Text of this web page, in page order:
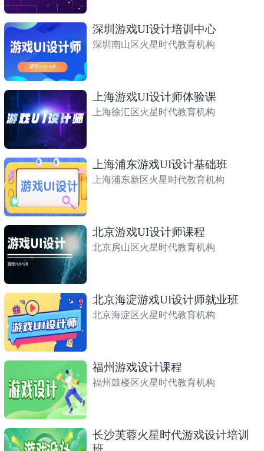
深圳游戏UI设计培训中心
深圳南山区火星时代教育机构
上海游戏UI设计师体验课
上海徐汇区火星时代教育机构
上海浦东游戏UI设计基础班
上海浦东新区火星时代教育机构
北京游戏UI设计师课程
北京房山区火星时代教育机构
北京海淀游戏UI设计师就业班
北京海淀区火星时代教育机构
福州游戏设计课程
福州鼓楼区火星时代教育机构
长沙芙蓉火星时代游戏设计培训